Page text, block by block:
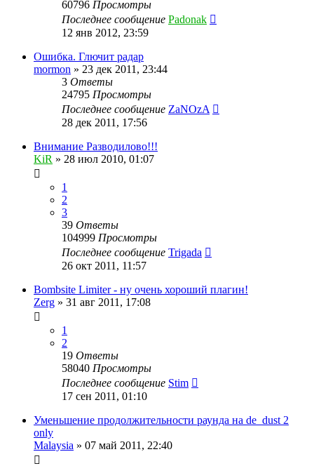
60796 Просмотры
Последнее сообщение Padonak
12 янв 2012, 23:59
Ошибка. Глючит радар
mormon » 23 дек 2011, 23:44
3 Ответы
24795 Просмотры
Последнее сообщение ZaNOzA
28 дек 2011, 17:56
Внимание Разводилово!!!
KiR » 28 июл 2010, 01:07
1
2
3
39 Ответы
104999 Просмотры
Последнее сообщение Trigada
26 окт 2011, 11:57
Bombsite Limiter - ну очень хороший плагин!
Zerg » 31 авг 2011, 17:08
1
2
19 Ответы
58040 Просмотры
Последнее сообщение Stim
17 сен 2011, 01:10
Уменьшение продолжительности раунда на de_dust 2
only
Malaysia » 07 май 2011, 22:40